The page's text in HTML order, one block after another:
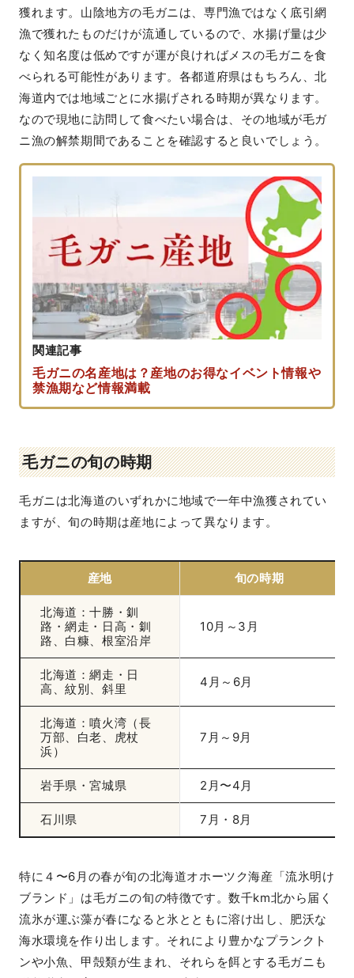
獲れます。山陰地方の毛ガニは、専門漁ではなく底引網
漁で獲れたものだけが流通しているので、水揚げ量は少
なく知名度は低めですが運が良ければメスの毛ガニを食
べられる可能性があります。各都道府県はもちろん、北
海道内では地域ごとに水揚げされる時期が異なります。
なので現地に訪問して食べたい場合は、その地域が毛ガ
ニ漁の解禁期間であることを確認すると良いでしょう。
関連記事
毛ガニの名産地は？産地のお得なイベント情報や
禁漁期など情報満載
毛ガニの旬の時期
毛ガニは北海道のいずれかに地域で一年中漁獲されてい
ますが、旬の時期は産地によって異なります。
産地 旬の時期
北海道：十勝・釧
路・網走・日高・釧
路、白糠、根室沿岸
10月～3月
北海道：網走・日
高、紋別、斜里
4月～6月
北海道：噴火湾（長
万部、白老、虎杖
浜）
7月～9月
岩手県・宮城県 2月〜4月
石川県 7月・8月
特に４〜6月の春が旬の北海道オホーツク海産「流氷明け
ブランド」は毛ガニの旬の特徴です。数千km北から届く
流氷が運ぶ藻が春になると氷とともに溶け出し、肥沃な
海水環境を作り出します。それにより豊かなプランクト
ンや小魚、甲殻類が生まれ、それらを餌とする毛ガニも